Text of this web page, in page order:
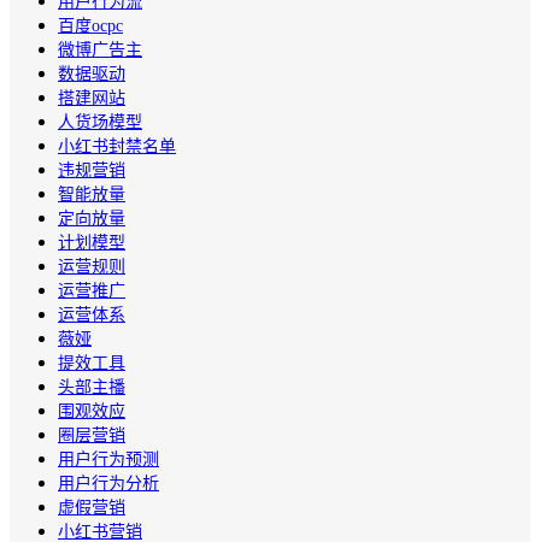
百度ocpc
微博广告主
数据驱动
搭建网站
人货场模型
小红书封禁名单
违规营销
智能放量
定向放量
计划模型
运营规则
运营推广
运营体系
薇娅
提效工具
头部主播
围观效应
圈层营销
用户行为预测
用户行为分析
虚假营销
小红书营销